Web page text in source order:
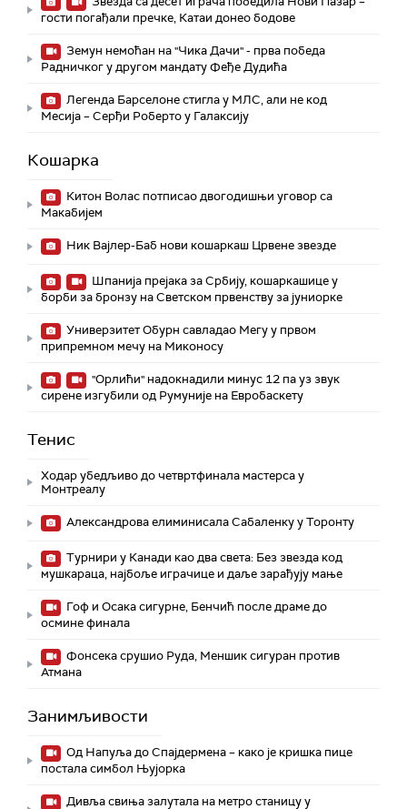
гости погађали пречке, Катаи донео бодове
Земун немоћан на "Чика Дачи" - прва победа
Радничког у другом мандату Феђе Дудића
Легенда Барселоне стигла у МЛС, али не код
Месија – Серђи Роберто у Галаксију
Кошарка
Китон Волас потписао двогодишњи уговор са
Макабијем
Ник Вајлер-Баб нови кошаркаш Црвене звезде
Шпанија прејакa за Србију, кошаркашице у
борби за бронзу на Светском првенству за јуниорке
Универзитет Обурн савладао Мегу у првом
припремном мечу на Миконосу
"Орлићи" надокнадили минус 12 па уз звук
сирене изгубили од Румуније на Евробаскету
Тенис
Ходар убедљиво до четвртфинала мастерса у
Монтреалу
Александрова елиминисала Сабаленку у Торонту
Турнири у Канади као два света: Без звезда код
мушкараца, најбоље играчице и даље зарађују мање
Гоф и Осака сигурне, Бенчић после драме до
осмине финала
Фонсека срушио Руда, Меншик сигуран против
Атмана
Занимљивости
Од Напуља до Спајдермена – како је кришка пице
постала симбол Њујорка
Дивља свиња залутала на метро станицу у